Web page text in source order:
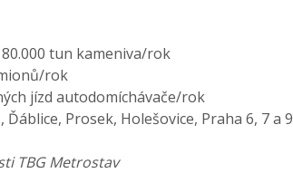
tun kameniva/rok
rok
jízd autodomíchávače/rok
Prosek, Holešovice, Praha 6, 7 a 9
TBG Metrostav